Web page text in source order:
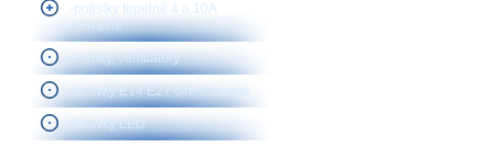
-pojistky tepelné 4 a 10A
nevratné
sirenky, ventilátory
žárovky E14 E27 čiré-barevné
žárovky LED